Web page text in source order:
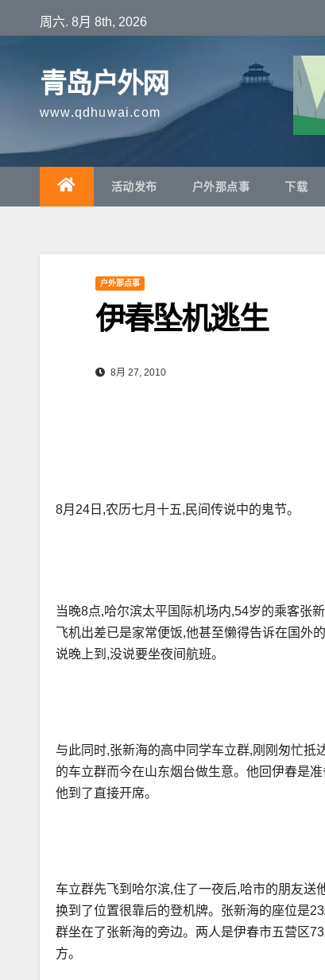
至
周六. 8月 8th, 2026
青岛户外网
www.qdhuwai.com
活动发布 户外那点事 下载
户外那点事
伊春坠机逃生
8月 27, 2010
8月24日,农历七月十五,民间传说中的鬼节。
当晚8点,哈尔滨太平国际机场内,54岁的乘客张
飞机出差已是家常便饭,他甚至懒得告诉在国外
说晚上到,没说要坐夜间航班。
与此同时,张新海的高中同学车立群,刚刚匆忙
的车立群而今在山东烟台做生意。他回伊春是
他到了直接开席。
车立群先飞到哈尔滨,住了一夜后,哈市的朋友
换到了位置很靠后的登机牌。张新海的座位是
群坐在了张新海的旁边。两人是伊春市五营区
方。